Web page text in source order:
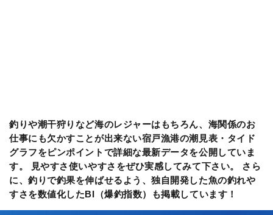
釣りや潮干狩りなど海のレジャーはもちろん、海関係のお
仕事にも欠かすことが出来ない宿戸漁港の潮見表・タイド
グラフをピンポイントで詳細な最新データを公開していま
す。 見やすさ使いやすさをぜひ実感してみて下さい。 さら
に、釣りで釣果を伸ばせるよう、独自開発した魚の釣れや
すさを数値化したBI（爆釣指数）も掲載しています！